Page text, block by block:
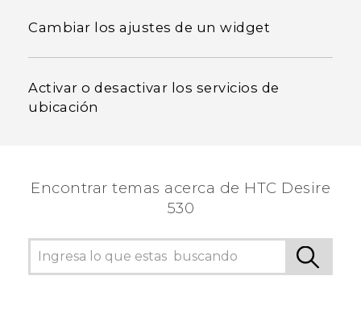
Cambiar los ajustes de un widget
Activar o desactivar los servicios de
ubicación
Encontrar temas acerca de HTC Desire
530